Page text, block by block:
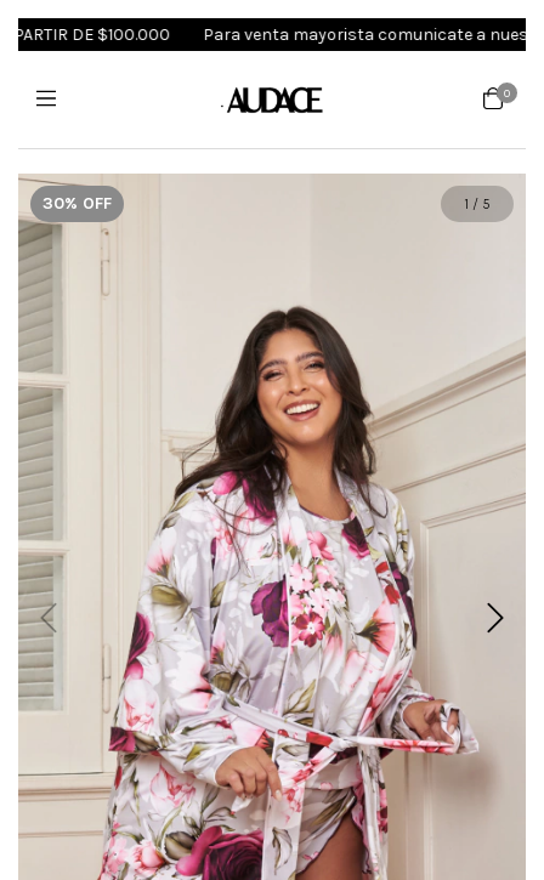
DE $100.000 Para venta mayorista comunicate a nuestro
0
30% OFF 1 / 5